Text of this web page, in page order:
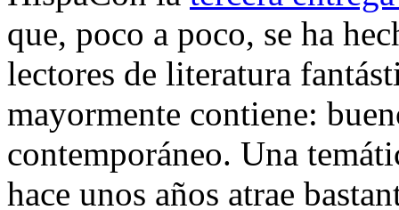
que, poco a poco, se ha
lectores de literatura
mayormente contiene:
contemporáneo. Una
hace unos años atrae